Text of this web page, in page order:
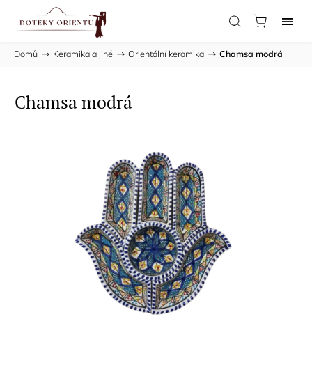
Domů / Keramika a jiné / Orientální keramika / Chamsa modrá
Chamsa modrá